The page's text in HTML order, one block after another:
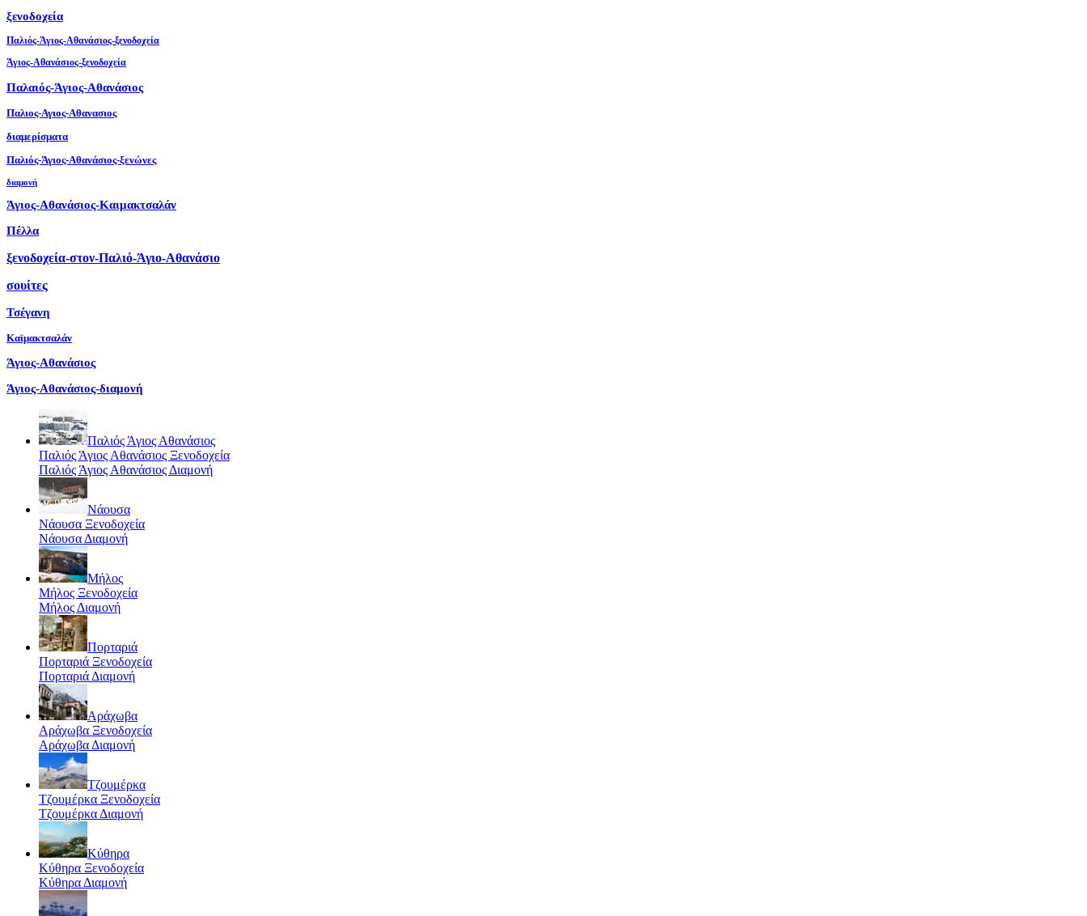
ξενοδοχεία
Παλιός-Άγιος-Αθανάσιος-ξενοδοχεία
Άγιος-Αθανάσιος-ξενοδοχεία
Παλαιός-Άγιος-Αθανάσιος
Παλιος-Αγιος-Αθανασιος
διαμερίσματα
Παλιός-Άγιος-Αθανάσιος-ξενώνες
διαμονή
Άγιος-Αθανάσιος-Καιμακτσαλάν
Πέλλα
ξενοδοχεία-στον-Παλιό-Άγιο-Αθανάσιο
σουίτες
Τσέγανη
Καϊμακτσαλάν
Άγιος-Αθανάσιος
Άγιος-Αθανάσιος-διαμονή
Παλιός Άγιος Αθανάσιος
Παλιός Άγιος Αθανάσιος Ξενοδοχεία
Παλιός Άγιος Αθανάσιος Διαμονή
Νάουσα
Νάουσα Ξενοδοχεία
Νάουσα Διαμονή
Μήλος
Μήλος Ξενοδοχεία
Μήλος Διαμονή
Πορταριά
Πορταριά Ξενοδοχεία
Πορταριά Διαμονή
Αράχωβα
Αράχωβα Ξενοδοχεία
Αράχωβα Διαμονή
Τζουμέρκα
Τζουμέρκα Ξενοδοχεία
Τζουμέρκα Διαμονή
Κύθηρα
Κύθηρα Ξενοδοχεία
Κύθηρα Διαμονή